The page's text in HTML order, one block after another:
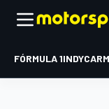
FÓRMULA 1INDYCAR